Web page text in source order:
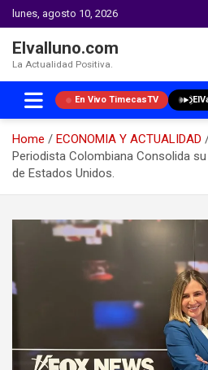
lunes, agosto 10, 2026
Elvalluno.com
La Actualidad Positiva.
En Vivo TimecasTV
Home
ECONOMIA Y ACTUALIDAD
Periodista Colombiana Consolida
de Estados Unidos.